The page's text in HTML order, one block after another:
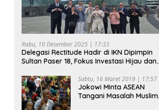
Rabu, 10 Desember 2025 | 17:33
Delegasi Rectitude Hadir di IKN Dipimpin
Sultan Paser 18, Fokus Investasi Hijau dan
Sabtu, 16 Maret 2019 | 17:57
Jokowi Minta ASEAN
Tangani Masalah Muslim